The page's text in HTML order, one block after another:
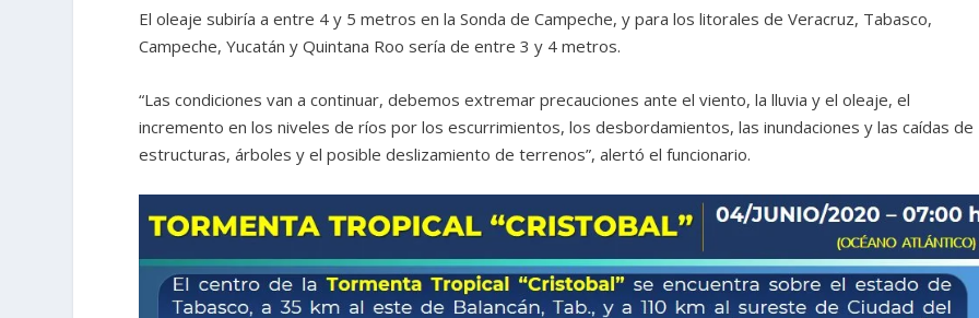
El oleaje subiría a entre 4 y 5 metros en la Sonda de Campeche, y para los litorales de Veracruz, Tabasco,
Campeche, Yucatán y Quintana Roo sería de entre 3 y 4 metros.
“Las condiciones van a continuar, debemos extremar precauciones ante el viento, la lluvia y el oleaje, el
incremento en los niveles de ríos por los escurrimientos, los desbordamientos, las inundaciones y las caídas de
estructuras, árboles y el posible deslizamiento de terrenos”, alertó el funcionario.